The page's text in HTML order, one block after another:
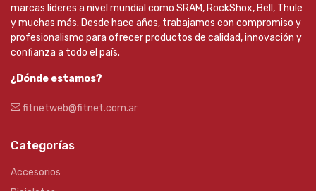
marcas líderes a nivel mundial como SRAM, RockShox, Bell, Thule
y muchas más. Desde hace años, trabajamos con compromiso y
profesionalismo para ofrecer productos de calidad, innovación y
confianza a todo el país.
¿Dónde estamos?
fitnetweb@fitnet.com.ar
Categorías
Accesorios